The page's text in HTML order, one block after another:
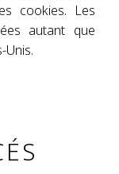
cookies. Les
autant que
Unis.